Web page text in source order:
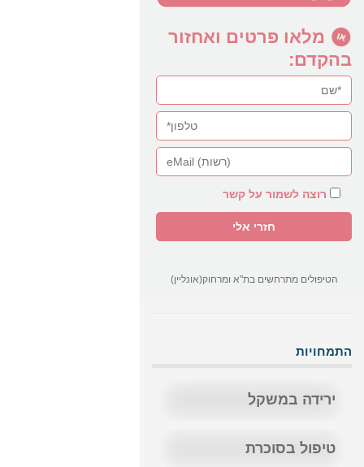
מלאו פרטים ואחזור
בהקדם:
רוצה לשמור על קשר
הטיפולים מתרחשים בת"א ומרחוק(אונליין)
התמחויות
ירידה במשקל
טיפול בסוכרת